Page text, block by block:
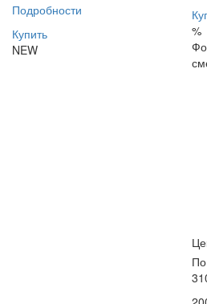
Подробности
Купить
NEW
%